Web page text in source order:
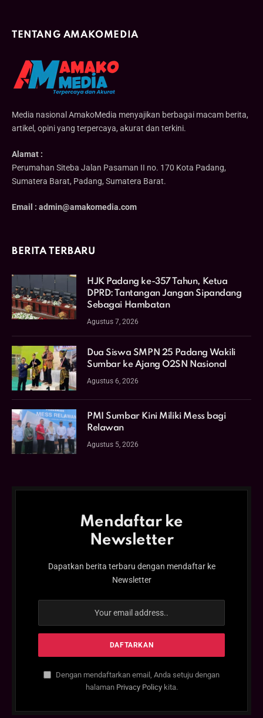
TENTANG AMAKOMEDIA
Media nasional AmakoMedia menyajikan berbagai macam berita,
artikel, opini yang terpercaya, akurat dan terkini.
Alamat :
Perumahan Siteba Jalan Pasaman II no. 170 Kota Padang,
Sumatera Barat, Padang, Sumatera Barat.
Email : admin@amakomedia.com
BERITA TERBARU
HJK Padang ke-357 Tahun, Ketua
DPRD: Tantangan Jangan Sipandang
Sebagai Hambatan
Agustus 7, 2026
Dua Siswa SMPN 25 Padang Wakili
Sumbar ke Ajang O2SN Nasional
Agustus 6, 2026
PMI Sumbar Kini Miliki Mess bagi
Relawan
Agustus 5, 2026
Mendaftar ke
Newsletter
Dapatkan berita terbaru dengan mendaftar ke
Newsletter
Dengan mendaftarkan email, Anda setuju dengan
halaman Privacy Policykita.